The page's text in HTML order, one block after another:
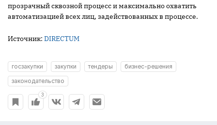
прозрачный сквозной процесс и максимально охватить
автоматизацией всех лиц, задействованных в процессе.
Источник: DIRECTUM
госзакупки закупки тендеры
бизнес-решения
законодательство
3